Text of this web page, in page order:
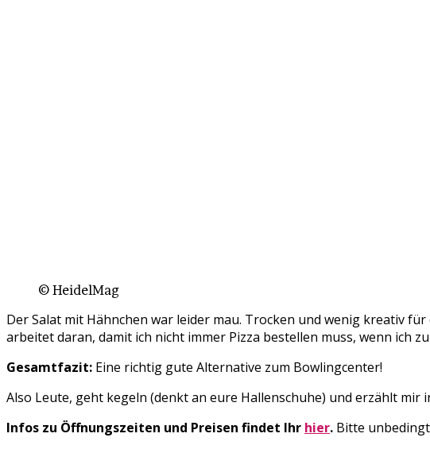
© HeidelMag
Der Salat mit Hähnchen war leider mau. Trocken und wenig kreativ
arbeitet daran, damit ich nicht immer Pizza bestellen muss, wenn ich
Gesamtfazit: Eine richtig gute Alternative zum Bowlingcenter!
Also Leute, geht kegeln (denkt an eure Hallenschuhe) und erzählt mir
Infos zu Öffnungszeiten und Preisen findet Ihr hier. Bitte